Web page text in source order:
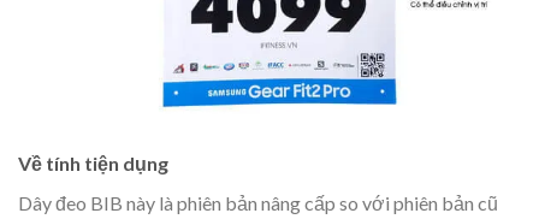
Về tính tiện dụng
Dây đeo BIB này là phiên bản nâng cấp so với phiên bản cũ